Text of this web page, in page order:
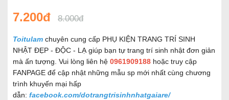
7.200đ 8.000đ
Toitulam chuyên cung cấp PHỤ KIỆN TRANG TRÍ SINH
NHẬT ĐẸP - ĐỘC - LẠ giúp bạn tự trang trí sinh nhật đơn giản
mà ấn tượng. Vui lòng liên hệ 0961909188 hoặc truy cập
FANPAGE để cập nhật những mẫu sp mới nhất cùng chương
trình khuyến mại hấp
dẫn: facebook.com/dotrangtrisinhnhatgaiare/